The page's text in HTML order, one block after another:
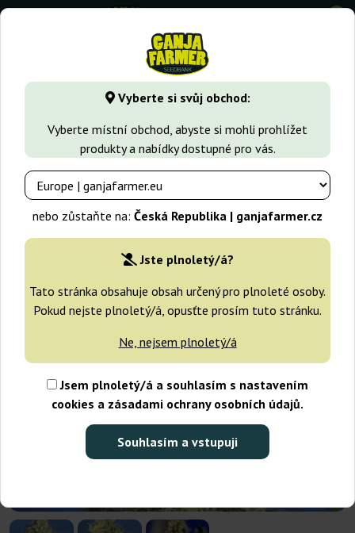
Vyberte si svůj obchod:
Vyberte místní obchod, abyste si mohli prohlížet
produkty a nabídky dostupné pro vás.
nebo zůstaňte na: Česká Republika | ganjafarmer.cz
Jste plnoletý/á?
Tato stránka obsahuje obsah určený pro plnoleté osoby.
Pokud nejste plnoletý/á, opusťte prosím tuto stránku.
Ne, nejsem plnoletý/á
Jsem plnoletý/á a souhlasím s nastavením
cookies a zásadami ochrany osobních údajů.
Souhlasím a vstupuji
0
GanjaFarmer.cz Druhy Marihuany Jack Herer Jack 47
-25%
+dárky